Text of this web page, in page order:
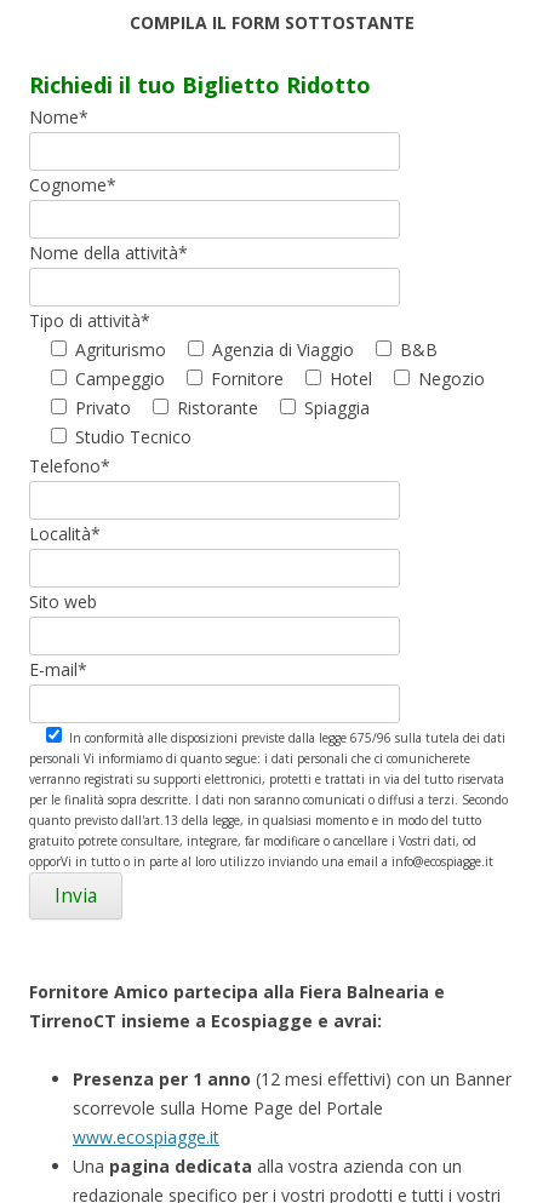
COMPILA IL FORM SOTTOSTANTE
Richiedi il tuo Biglietto Ridotto
Nome*
Cognome*
Nome della attività*
Tipo di attività*
Agriturismo
Agenzia di Viaggio
B&B
Campeggio
Fornitore Hotel
Negozio
Privato
Ristorante
Spiaggia
Studio Tecnico
Telefono*
Località*
Sito web
E-mail*
In conformità alle disposizioni previste dalla legge 675/96 sulla tutela dei dati
personali Vi informiamo di quanto segue: i dati personali che ci comunicherete
verranno registrati su supporti elettronici, protetti e trattati in via del tutto riservata
per le finalità sopra descritte. I dati non saranno comunicati o diffusi a terzi. Secondo
quanto previsto dall'art.13 della legge, in qualsiasi momento e in modo del tutto
gratuito potrete consultare, integrare, far modificare o cancellare i Vostri dati, od
opporVi in tutto o in parte al loro utilizzo inviando una email a info@ecospiagge.it
Fornitore Amico partecipa alla Fiera Balnearia e
TirrenoCT insieme a Ecospiagge e avrai:
Presenza per 1 anno (12 mesi effettivi) con un Banner
scorrevole sulla Home Page del Portale
www.ecospiagge.it
Una pagina dedicata alla vostra azienda con un
redazionale specifico per i vostri prodotti e tutti i vostri